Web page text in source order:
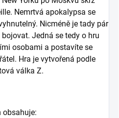
Nemrtvá apokalypsa se
Nicméně je tady pár
Jedná se tedy o hru
osobami a postavíte se
Hra je vytvořená podle
válka Z.
obsahuje: